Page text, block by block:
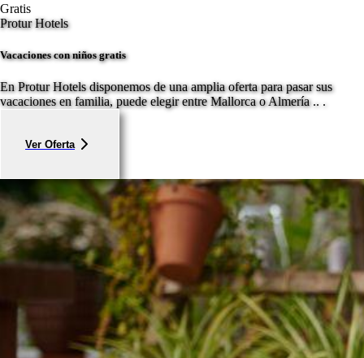
Gratis
Protur Hotels
Vacaciones con niños gratis
En Protur Hotels disponemos de una amplia oferta para pasar sus
vacaciones en familia, puede elegir entre Mallorca o Almería .. .
Ver Oferta